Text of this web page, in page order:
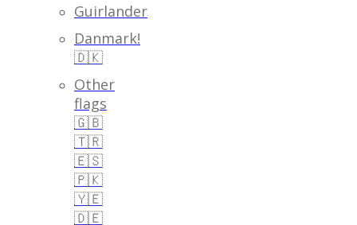
Guirlander
Danmark!
🇩🇰
Other
flags
🇬🇧
🇹🇷
🇪🇸
🇵🇰
🇾🇪
🇩🇪